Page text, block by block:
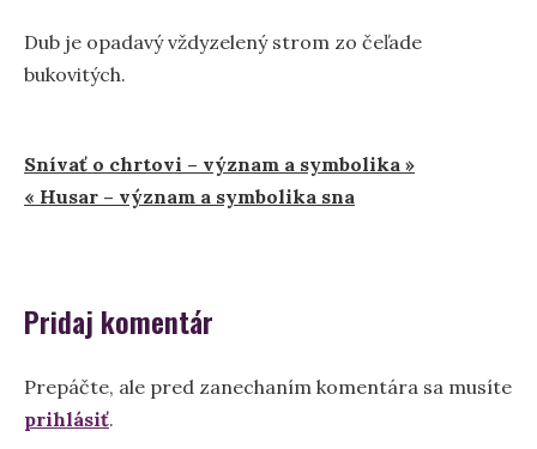
Dub je opadavý vždyzelený strom zo čeľade
bukovitých.
Navigácia
v
Snívať o chrtovi – význam a symbolika »
« Husar – význam a symbolika sna
Pridaj komentár
Prepáčte, ale pred zanechaním komentára sa musíte
prihlásiť.